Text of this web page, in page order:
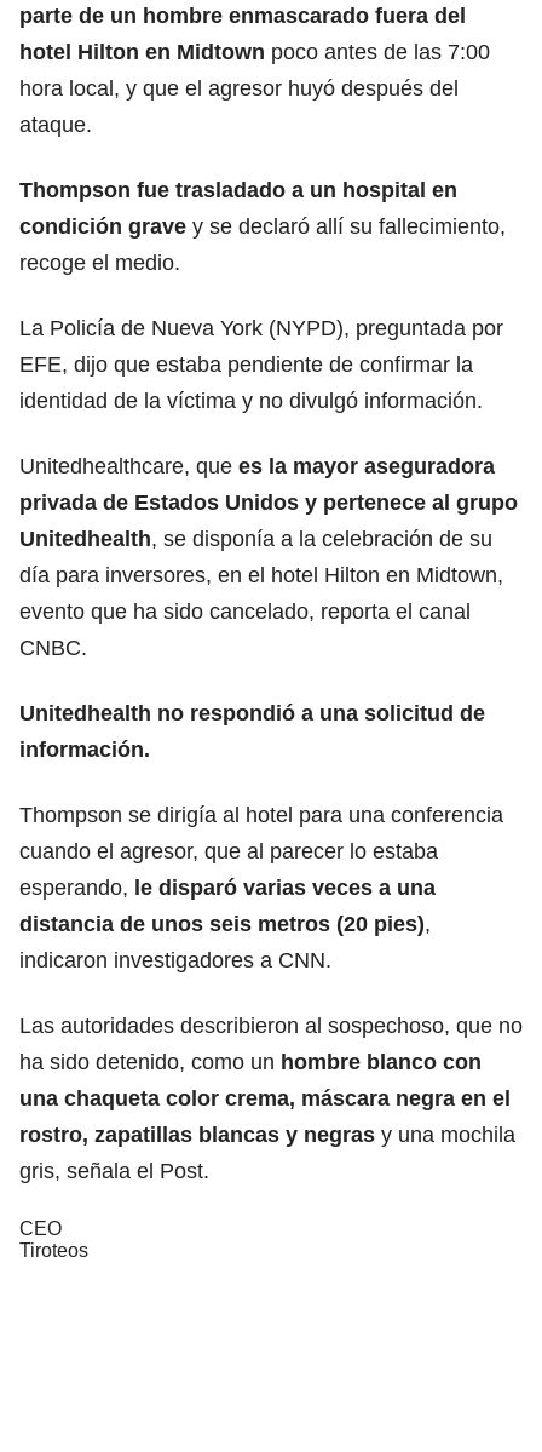
parte de un hombre enmascarado fuera del
hotel Hilton en Midtown poco antes de las 7:00
hora local, y que el agresor huyó después del
ataque.
Thompson fue trasladado a un hospital en
condición grave y se declaró allí su fallecimiento,
recoge el medio.
La Policía de Nueva York (NYPD), preguntada por
EFE, dijo que estaba pendiente de confirmar la
identidad de la víctima y no divulgó información.
Unitedhealthcare, que es la mayor aseguradora
privada de Estados Unidos y pertenece al grupo
Unitedhealth, se disponía a la celebración de su
día para inversores, en el hotel Hilton en Midtown,
evento que ha sido cancelado, reporta el canal
CNBC.
Unitedhealth no respondió a una solicitud de
información.
Thompson se dirigía al hotel para una conferencia
cuando el agresor, que al parecer lo estaba
esperando, le disparó varias veces a una
distancia de unos seis metros (20 pies),
indicaron investigadores a CNN.
Las autoridades describieron al sospechoso, que no
ha sido detenido, como un hombre blanco con
una chaqueta color crema, máscara negra en el
rostro, zapatillas blancas y negras y una mochila
gris, señala el Post.
CEO
Tiroteos